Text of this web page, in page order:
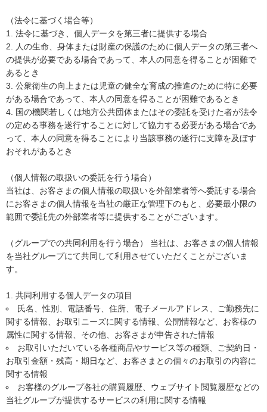
（法令に基づく場合等）
法令に基づき、個人データを第三者に提供する場合
人の生命、身体または財産の保護のために個人データの第三者へ
の提供が必要である場合であって、本人の同意を得ることが困難で
あるとき
公衆衛生の向上または児童の健全な育成の推進のために特に必要
がある場合であって、本人の同意を得ることが困難であるとき
国の機関若しくは地方公共団体またはその委託を受けた者が法令
の定める事務を遂行することに対して協力する必要がある場合であ
って、本人の同意を得ることにより当該事務の遂行に支障を及ぼす
おそれがあるとき
（個人情報の取扱いの委託を行う場合）
当社は、お客さまの個人情報の取扱いを外部業者等へ委託する場合
にお客さまの個人情報を当社の厳正な管理下のもと、必要最小限の
範囲で委託先の外部業者等に提供することがございます。
（グループでの共同利用を行う場合） 当社は、お客さまの個人情報
を当社グループにて共同して利用させていただくことがございま
す。
共同利用する個人データの項目
氏名、性別、電話番号、住所、電子メールアドレス、ご勤務先に
関する情報、お取引ニーズに関する情報、公開情報など、お客様の
属性に関する情報、その他、お客さまが申告された情報
お取引いただいている各種商品やサービス等の種類、ご契約日・
お取引金額・残高・期日など、お客さまとの個々のお取引の内容に
関する情報
お客様のグループ各社の購買履歴、ウェブサイト閲覧履歴などの
当社グループが提供するサービスの利用に関する情報